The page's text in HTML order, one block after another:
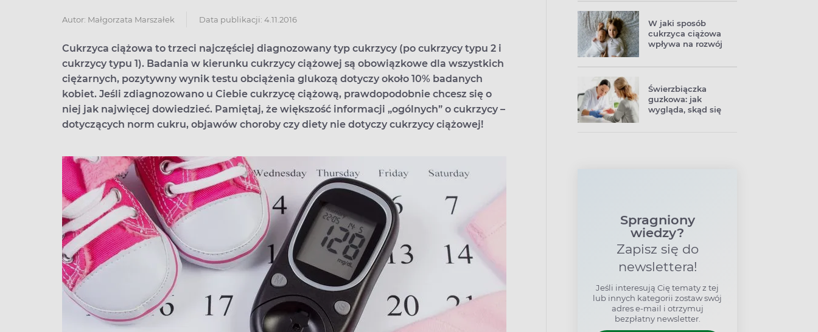
Autor: Małgorzata Marszałek Data publikacji: 4.11.2016
Cukrzyca ciążowa to trzeci najczęściej diagnozowany typ cukrzycy (po cukrzycy typu 2 i
cukrzycy typu 1). Badania w kierunku cukrzycy ciążowej są obowiązkowe dla wszystkich
ciężarnych, pozytywny wynik testu obciążenia glukozą dotyczy około 10% badanych
kobiet. Jeśli zdiagnozowano u Ciebie cukrzycę ciążową, prawdopodobnie chcesz się o
niej jak najwięcej dowiedzieć. Pamiętaj, że większość informacji „ogólnych” o cukrzycy –
dotyczących norm cukru, objawów choroby czy diety nie dotyczy cukrzycy ciążowej!
W jaki sposób
cukrzyca ciążowa
wpływa na rozwój
Świerzbiączka
guzkowa: jak
wygląda, skąd się
Spragniony
wiedzy?
Zapisz się do
newslettera!
Jeśli interesują Cię tematy z tej
lub innych kategorii zostaw swój
adres e-mail i otrzymuj
bezpłatny newsletter.